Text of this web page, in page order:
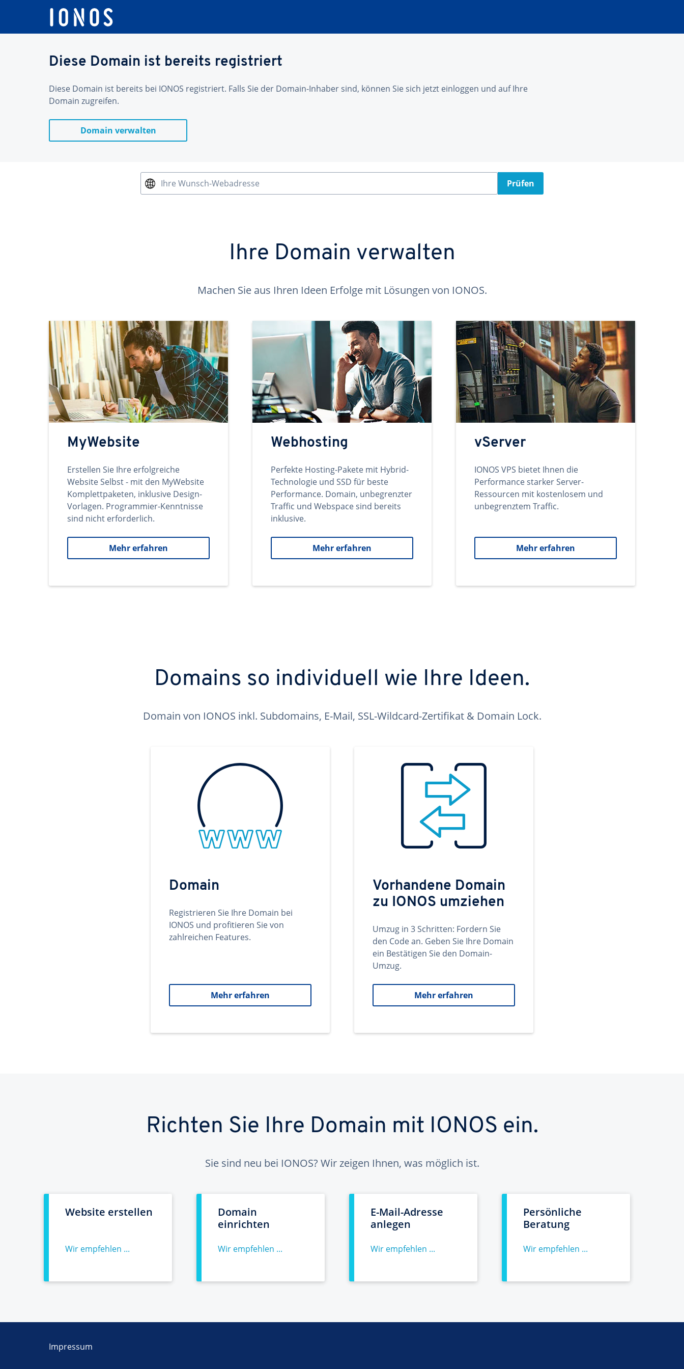
Diese Domain ist bereits registriert
Diese Domain ist bereits bei IONOS registriert. Falls Sie der Domain-Inhaber sind, können Sie sich jetzt einloggen und auf Ihre
Domain zugreifen.
Domain verwalten
Ihre Wunsch-Webadresse Prüfen
Ihre Domain verwalten
Machen Sie aus Ihren Ideen Erfolge mit Lösungen von IONOS.
MyWebsite
Erstellen Sie Ihre erfolgreiche
Website Selbst - mit den MyWebsite
Komplettpaketen, inklusive Design-
Vorlagen. Programmier-Kenntnisse
sind nicht erforderlich.
Mehr erfahren
Webhosting
Perfekte Hosting-Pakete mit Hybrid-
Technologie und SSD für beste
Performance. Domain, unbegrenzter
Traffic und Webspace sind bereits
inklusive.
Mehr erfahren
vServer
IONOS VPS bietet Ihnen die
Performance starker Server-
Ressourcen mit kostenlosem und
unbegrenztem Traffic.
Mehr erfahren
Domains so individuell wie Ihre Ideen.
Domain von IONOS inkl. Subdomains, E-Mail, SSL-Wildcard-Zertifikat & Domain Lock.
Domain
Registrieren Sie Ihre Domain bei
IONOS und profitieren Sie von
zahlreichen Features.
Mehr erfahren
Vorhandene Domain
zu IONOS umziehen
Umzug in 3 Schritten: Fordern Sie
den Code an. Geben Sie Ihre Domain
ein Bestätigen Sie den Domain-
Umzug.
Mehr erfahren
Richten Sie Ihre Domain mit IONOS ein.
Sie sind neu bei IONOS? Wir zeigen Ihnen, was möglich ist.
Website erstellen
Wir empfehlen ...
Domain
einrichten
Wir empfehlen ...
E-Mail-Adresse
anlegen
Wir empfehlen ...
Persönliche
Beratung
Wir empfehlen ...
Impressum